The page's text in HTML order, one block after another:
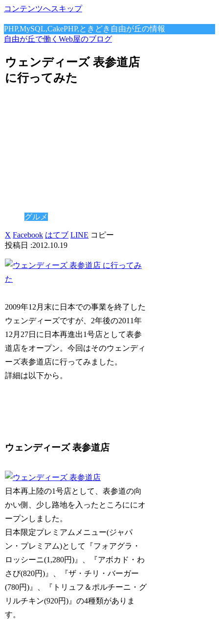
コンテンツへスキップ
PHP,MySQL,CakePHP,ときどき自由が丘の情報
自由が丘で働くWeb屋のブログ
ウェンディーズ 表参道店
に行ってみた
グルメ
X Facebook はてブ LINE コピー
2012.10.19
2009年12月末に日本での事業を終了した
ウェンディーズですが、2年後の2011年
12月27日に日本再進出1号店として表参
道店をオープン。今回はそのウェンディ
ーズ表参道店に行ってみました。
詳細は以下から。
ウェンディーズ 表参道店
日本再上陸の1号店として、表参道の向
かい側、少し路地を入ったところににオ
ープンしました。
日本限定プレミアムメニュー(ジャパ
ン・プレミアム)として『フォアグラ・
ロッシーニ(1,280円)』、『アボカド・わ
さび(820円)』、『ザ・チリ・バーガー
(780円)』、『トリュフ＆ポルチーニ・グ
リルチキン(920円)』の4種類がありま
す。